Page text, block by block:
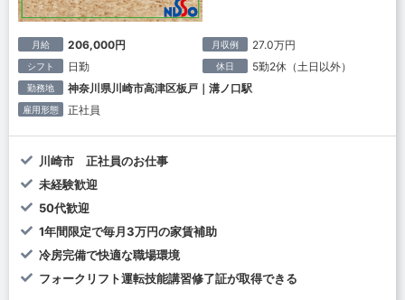
月給 206,000円 月収例 27.0万円
シフト 日勤 休日 5勤2休（土日以外）
勤務地 神奈川県川崎市高津区板戸｜溝ノ口駅
雇用形態 正社員
川崎市 正社員のお仕事
未経験歓迎
50代歓迎
1年間限定で毎月3万円の家賃補助
冷房完備で快適な職場環境
フォークリフト運転技能講習修了証が取得できる